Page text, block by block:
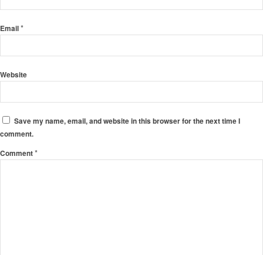
Email*
Website
Save my name, email, and website in this browser for the next time I
comment.
Comment*